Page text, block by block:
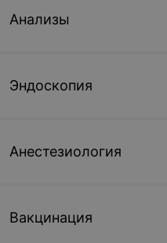
Анализы
Эндоскопия
Анестезиология
Вакцинация